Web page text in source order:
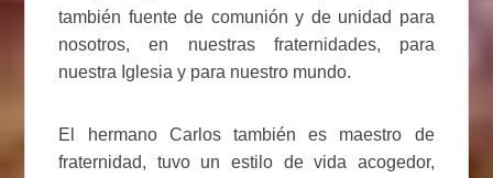
también fuente de comunión y de unidad para
nosotros, en nuestras fraternidades, para
nuestra Iglesia y para nuestro mundo.
El hermano Carlos también es maestro de
fraternidad, tuvo un estilo de vida acogedor,